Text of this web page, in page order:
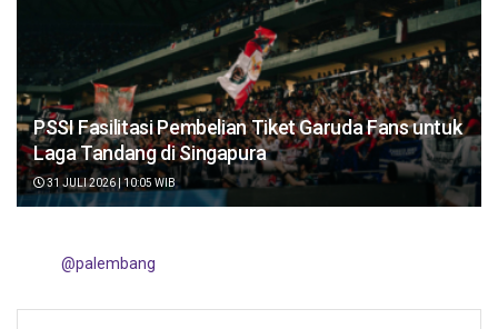
PSSI Fasilitasi Pembelian Tiket Garuda Fans untuk
Laga Tandang di Singapura
31 JULI 2026 | 10:05 WIB
@palembang